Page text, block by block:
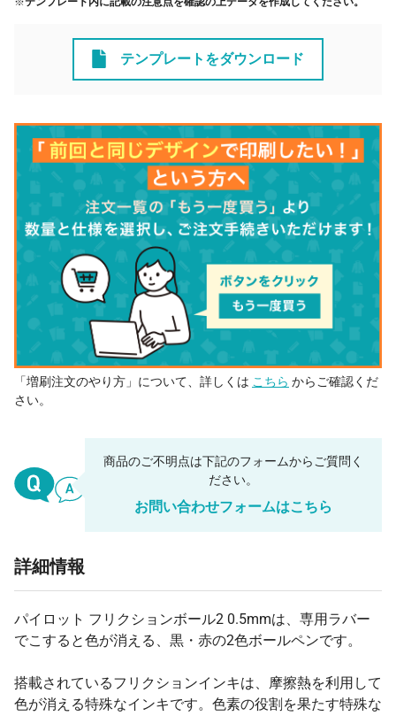
テンプレートをダウンロード
「増刷注文のやり方」について、詳しくは こちら からご確認くだ
さい。
商品のご不明点は下記のフォームからご質問く
ださい。
お問い合わせフォームはこちら
詳細情報
パイロット フリクションボール2 0.5mmは、専用ラバー
でこすると色が消える、黒・赤の2色ボールペンです。
搭載されているフリクションインキは、摩擦熱を利用して
色が消える特殊なインキです。色素の役割を果たす特殊な